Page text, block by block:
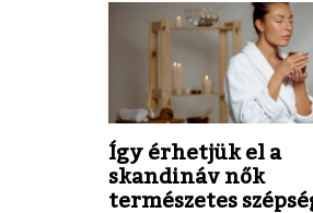
Így érhetjük el a
skandináv nők
természetes